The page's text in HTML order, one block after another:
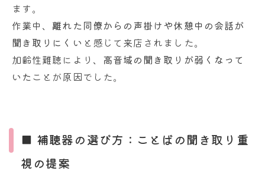
ます。
作業中、 離れた同僚からの声掛けや休憩中の会話が
聞き取りにくい と感じて来店されました。
加齢性難聴により、 高音域の聞き取りが弱くなって
いた ことが原因でした。
■ 補聴器の選び方：ことばの聞き取り重
視の提案